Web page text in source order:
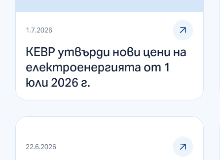
1.7.2026
КЕВР утвърди нови цени на
електроенергията от 1
юли 2026 г.
22.6.2026